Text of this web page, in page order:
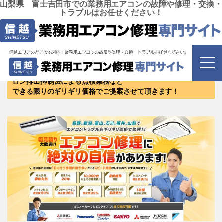
山梨県 富士吉田市での業務用エアコンの故障や修理・交換・
トラブルはお任せください！
山梨県 富士吉田市にお住まいのお客様は是非お問い合
わせください！
修理・リニューアル・新設・エアコンクリーニング・保守・フ
ロン排出抑制法による点検業務など
できる限りのギリギリ価格でご提案させて頂きます！